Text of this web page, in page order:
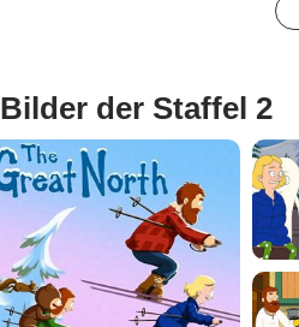
Bilder der Staffel 2